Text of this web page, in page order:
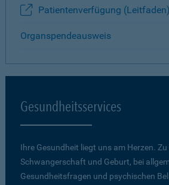
Patientenverfügung (Leitfaden)
Organspendeausweis
Gesundheitsservices
Ihre Gesundheit liegt uns am Herzen.
Schwangerschaft und Geburt, bei
Gesundheitsfragen und psychischen